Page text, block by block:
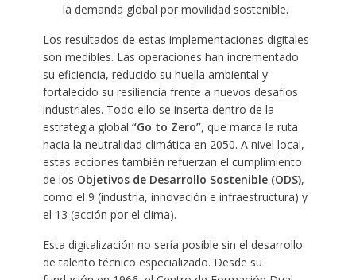
la demanda global por movilidad sostenible. ​
Los resultados de estas implementaciones digitales
son medibles. Las operaciones han incrementado
su eficiencia, reducido su huella ambiental y
fortalecido su resiliencia frente a nuevos desafíos
industriales. Todo ello se inserta dentro de la
estrategia global “Go to Zero”, que marca la ruta
hacia la neutralidad climática en 2050. A nivel local,
estas acciones también refuerzan el cumplimiento
de los Objetivos de Desarrollo Sostenible (ODS),
como el 9 (industria, innovación e infraestructura) y
el 13 (acción por el clima).
Esta digitalización no sería posible sin el desarrollo
de talento técnico especializado. Desde su